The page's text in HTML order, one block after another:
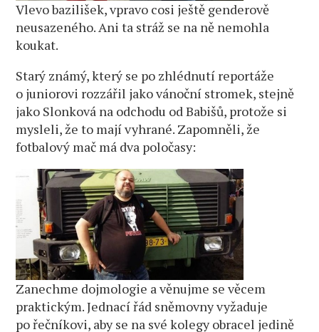
Vlevo bazilišek, vpravo cosi ještě genderově
neusazeného. Ani ta stráž se na ně nemohla
koukat.
Starý známý, který se po zhlédnutí reportáže
o juniorovi rozzářil jako vánoční stromek, stejně
jako Slonková na odchodu od Babišů, protože si
mysleli, že to mají vyhrané. Zapomněli, že
fotbalový mač má dva poločasy:
Zanechme dojmologie a věnujme se věcem
praktickým. Jednací řád sněmovny vyžaduje
po řečníkovi, aby se na své kolegy obracel jedině